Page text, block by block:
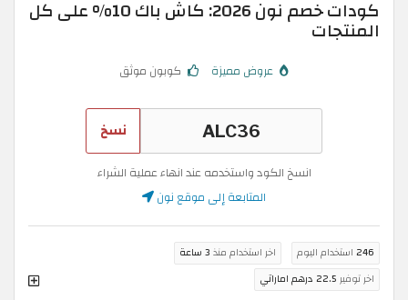
كودات خصم نون 2026: كاش باك 10% على كل
المنتجات
عروض مميزة كوبون موثق
نسخ
انسخ الكود واستخدمه عند انهاء عملية الشراء
المتابعة إلى موقع نون
246 استخدام اليوم اخر استخدام منذ 3 ساعة
اخر توفير 22.5 درهم اماراتي